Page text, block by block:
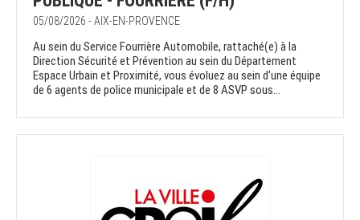
05/08/2026 - AIX-EN-PROVENCE
Au sein du Service Fourrière Automobile, rattaché(e) à la
Direction Sécurité et Prévention au sein du Département
Espace Urbain et Proximité, vous évoluez au sein d'une équipe
de 6 agents de police municipale et de 8 ASVP sous...